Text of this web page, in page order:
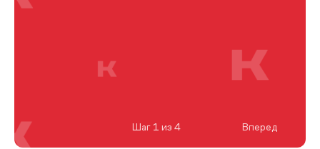
Шаг 1 из 4 Вперед